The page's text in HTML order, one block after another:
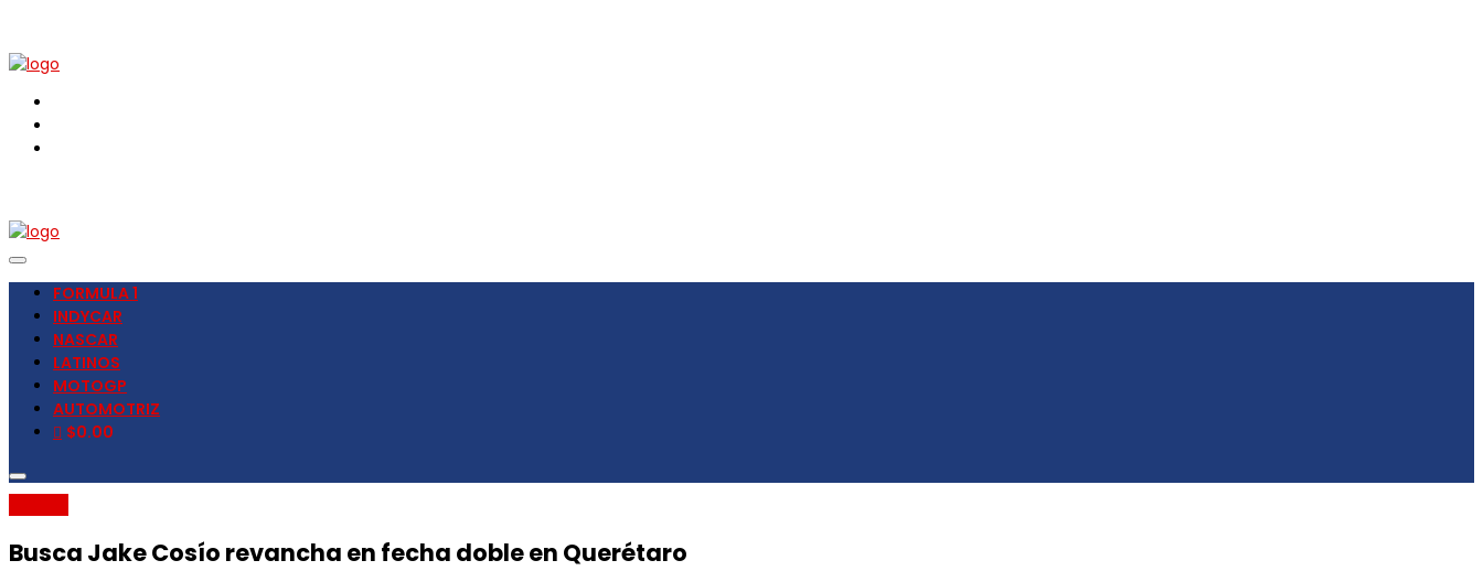
FORMULA 1
INDYCAR
NASCAR
LATINOS
MOTOGP
AUTOMOTRIZ
$0.00
Busca Jake Cosío revancha en fecha doble en Querétaro